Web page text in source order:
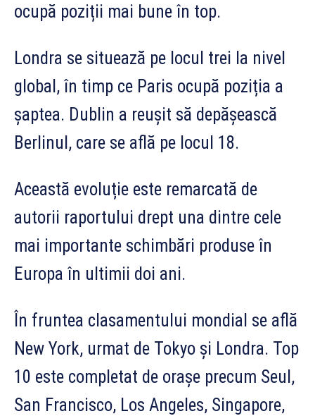
ocupă poziții mai bune în top.
Londra se situează pe locul trei la nivel
global, în timp ce Paris ocupă poziția a
șaptea. Dublin a reușit să depășească
Berlinul, care se află pe locul 18.
Această evoluție este remarcată de
autorii raportului drept una dintre cele
mai importante schimbări produse în
Europa în ultimii doi ani.
În fruntea clasamentului mondial se află
New York, urmat de Tokyo și Londra. Top
10 este completat de orașe precum Seul,
San Francisco, Los Angeles, Singapore,